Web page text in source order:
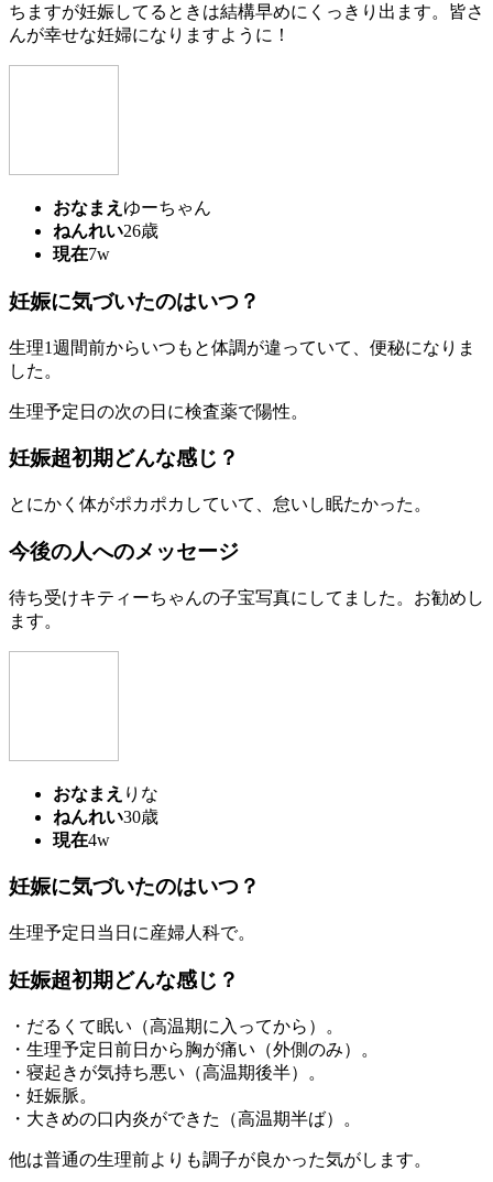
ちますが妊娠してるときは結構早めにくっきり出ます。皆さ
んが幸せな妊婦になりますように！
おなまえ ゆーちゃん
ねんれい26歳
現在7w
妊娠に気づいたのはいつ？
生理1週間前からいつもと体調が違っていて、便秘になりま
した。
生理予定日の次の日に検査薬で陽性。
妊娠超初期どんな感じ？
とにかく体がポカポカしていて、怠いし眠たかった。
今後の人へのメッセージ
待ち受けキティーちゃんの子宝写真にしてました。お勧めし
ます。
おなまえ りな
ねんれい30歳
現在4w
妊娠に気づいたのはいつ？
生理予定日当日に産婦人科で。
妊娠超初期どんな感じ？
・だるくて眠い（高温期に入ってから）。
・生理予定日前日から胸が痛い（外側のみ）。
・寝起きが気持ち悪い（高温期後半）。
・妊娠脈。
・大きめの口内炎ができた（高温期半ば）。
他は普通の生理前よりも調子が良かった気がします。